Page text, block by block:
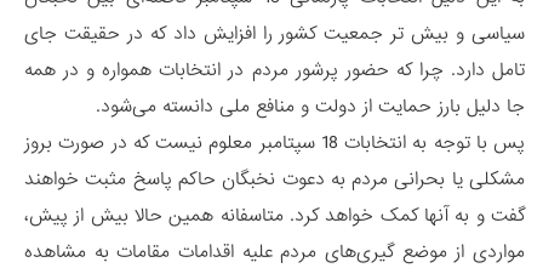
سیاسی و بیش تر جمعیت کشور را افزایش داد که در حقیقت جای
تامل دارد. چرا که حضور پرشور مردم در انتخابات همواره و در همه
جا دلیل بارز حمایت از دولت و منافع ملی دانسته می‌شود.
پس با توجه به انتخابات 18 سپتامبر معلوم نیست که در صورت بروز
مشکلی یا بحرانی مردم به دعوت نخبگان حاکم پاسخ مثبت خواهند
گفت و به آنها کمک خواهد کرد. متاسفانه همین حالا بیش از پیش،
مواردی از موضع گیری‌های مردم علیه اقدامات مقامات به مشاهده